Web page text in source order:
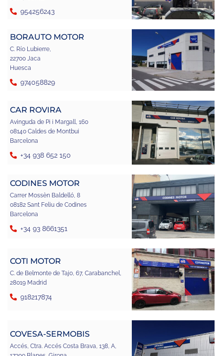
954256243
BORAUTO MOTOR
C. Río Lubierre,
22700 Jaca
Huesca
974058829
CAR ROVIRA
Avinguda de Pi i Margall, 160
08140 Caldes de Montbui
Barcelona
+34 938 652 150
CODINES MOTOR
Carrer Mossèn Baldelló, 8
08182 Sant Feliu de Codines
Barcelona
+34 93 8661351
COTI MOTOR
C. de Belmonte de Tajo, 67, Carabanchel,
28019 Madrid
918217874
COVESA-SERMOBIS
Accés, Ctra. Accés Costa Brava, 138, A,